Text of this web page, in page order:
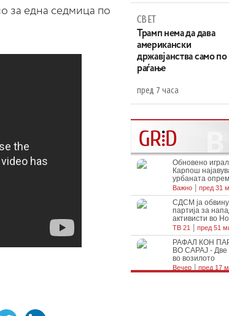
за една седмица по
СВЕТ
Трамп нема да дава
американски
државјанства само по
раѓање
пред 7 часа